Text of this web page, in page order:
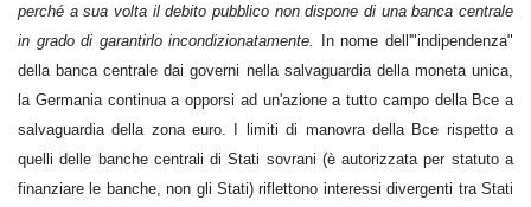
perché a sua volta il debito pubblico non dispone di una banca centrale
in grado di garantirlo incondizionatamente.
In nome dell'"indipendenza"
della banca centrale dai governi nella salvaguardia della moneta unica,
la Germania continua a opporsi ad un'azione a tutto campo della Bce a
salvaguardia della zona euro. I limiti di manovra della Bce rispetto a
quelli delle banche centrali di Stati sovrani (è autorizzata per statuto a
finanziare le banche, non gli Stati) riflettono interessi divergenti tra Stati